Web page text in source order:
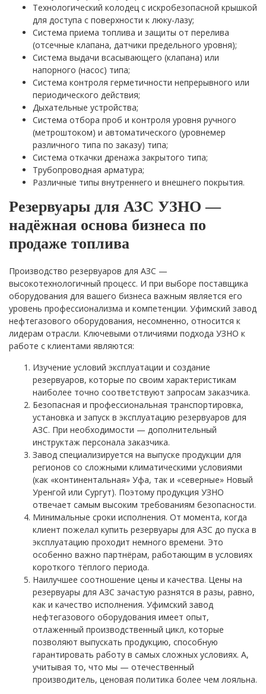
Технологический колодец с искробезопасной крышкой
для доступа с поверхности к люку-лазу;
Система приема топлива и защиты от перелива
(отсечные клапана, датчики предельного уровня);
Система выдачи всасывающего (клапана) или
напорного (насос) типа;
Система контроля герметичности непрерывного или
периодического действия;
Дыхательные устройства;
Система отбора проб и контроля уровня ручного
(метроштоком) и автоматического (уровнемер
различного типа по заказу) типа;
Система откачки дренажа закрытого типа;
Трубопроводная арматура;
Различные типы внутреннего и внешнего покрытия.
Резервуары для АЗС УЗНО —
надёжная основа бизнеса по
продаже топлива
Производство резервуаров для АЗС —
высокотехнологичный процесс. И при выборе поставщика
оборудования для вашего бизнеса важным является его
уровень профессионализма и компетенции. Уфимский завод
нефтегазового оборудования, несомненно, относится к
лидерам отрасли. Ключевыми отличиями подхода УЗНО к
работе с клиентами являются:
Изучение условий эксплуатации и создание
резервуаров, которые по своим характеристикам
наиболее точно соответствуют запросам заказчика.
Безопасная и профессиональная транспортировка,
установка и запуск в эксплуатацию резервуаров для
АЗС. При необходимости — дополнительный
инструктаж персонала заказчика.
Завод специализируется на выпуске продукции для
регионов со сложными климатическими условиями
(как «континентальная» Уфа, так и «северные» Новый
Уренгой или Сургут). Поэтому продукция УЗНО
отвечает самым высоким требованиям безопасности.
Минимальные сроки исполнения. От момента, когда
клиент пожелал купить резервуары для АЗС до пуска в
эксплуатацию проходит немного времени. Это
особенно важно партнёрам, работающим в условиях
короткого тёплого периода.
Наилучшее соотношение цены и качества. Цены на
резервуары для АЗС зачастую разнятся в разы, равно,
как и качество исполнения. Уфимский завод
нефтегазового оборудования имеет опыт,
отлаженный производственный цикл, которые
позволяют выпускать продукцию, способную
гарантировать работу в самых сложных условиях. А,
учитывая то, что мы — отечественный
производитель, ценовая политика более чем лояльна.